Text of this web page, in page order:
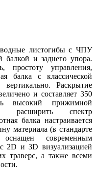
листогибы с ЧПУ
и заднего упора.
простоту управления,
балка с классической
вертикально. Раскрытие
и составляет 350
высокий прижимной
расширить спектр
балка настраивается
материала (в стандарте
современным
2D и 3D визуализацией
траверс, а также всеми